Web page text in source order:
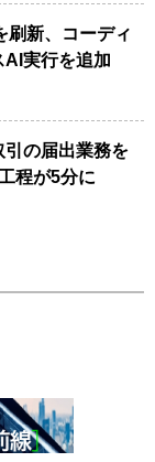
刷新、コーディ
AI実行を追加
の届出業務を
程が5分に